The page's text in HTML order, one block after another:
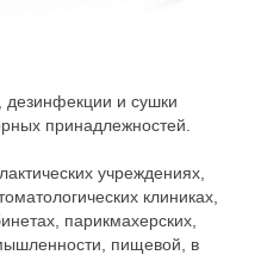
дезинфекции и сушки
принадлежностей.
учреждениях,
клиниках,
парикмахерских,
пищевой, в